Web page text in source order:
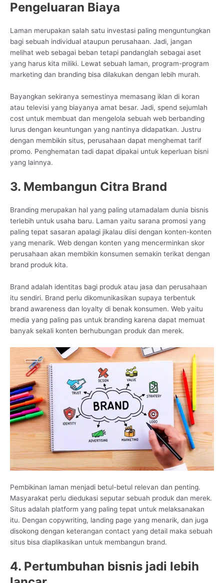
Pengeluaran Biaya
Laman merupakan salah satu investasi paling menguntungkan
bagi sebuah individual ataupun perusahaan. Jadi, jangan
melihat web sebagai beban tetapi pandanglah sebagai aset
yang harus kita miliki. Lewat sebuah laman, program-program
marketing dan branding bisa dilakukan dengan lebih murah.
Bayangkan sekiranya semestinya memasang iklan di koran
atau televisi yang biayanya amat besar. Jadi, spend sejumlah
cost untuk membuat dan mengelola sebuah web berbanding
lurus dengan keuntungan yang nantinya didapatkan. Justru
dengan membikin situs, perusahaan dapat menghemat tarif
promo. Penghematan tadi dapat dipakai untuk keperluan bisni
yang lainnya.
3. Membangun Citra Brand
Branding merupakan hal yang paling utamadalam dunia bisnis
terlebih untuk usaha baru. Laman yaitu sarana promosi yang
paling tepat sasaran apalagi jikalau diisi dengan konten-konten
yang menarik. Web dengan konten yang mencerminkan skor
perusahaan akan membikin konsumen semakin terikat dengan
brand produk kita.
Brand adalah identitas bagi produk atau jasa dan perusahaan
itu sendiri. Brand perlu dikomunikasikan supaya terbentuk
brand awareness dan loyalty di benak konsumen. Web yaitu
media yang paling pas untuk branding karena dapat memuat
banyak sekali konten berhubungan produk dan merek.
Pembikinan laman menjadi betul-betul relevan dan penting.
Masyarakat perlu diedukasi seputar sebuah produk dan merek.
Situs adalah platform yang paling tepat untuk melaksanakan
itu. Dengan copywriting, landing page yang menarik, dan juga
disokong dengan keterangan contact yang detail maka sebuah
situs bisa diaplikasikan untuk membangun brand.
4. Pertumbuhan bisnis jadi lebih